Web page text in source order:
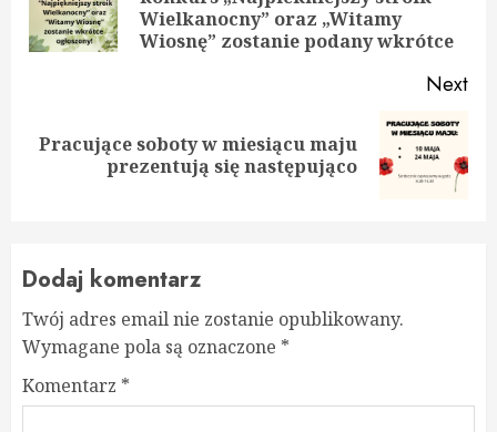
Wielkanocny” oraz „Witamy
Wiosnę” zostanie podany wkrótce
Next
Next
Pracujące soboty w miesiącu maju
prezentują się następująco
Dodaj komentarz
Twój adres email nie zostanie opublikowany.
Wymagane pola są oznaczone *
Komentarz *